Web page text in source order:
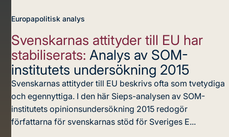
Europapolitisk analys
Svenskarnas attityder till EU har
stabiliserats: Analys av SOM-
institutets undersökning 2015
Svenskarnas attityder till EU beskrivs ofta som tvetydiga
och egennyttiga. I den här Sieps-analysen av SOM-
institutets opinionsundersökning 2015 redogör
författarna för svenskarnas stöd för Sveriges E...